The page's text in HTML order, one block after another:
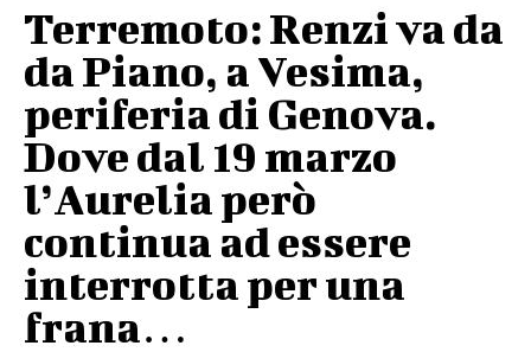
Terremoto: Renzi va da
da Piano, a Vesima,
periferia di Genova.
Dove dal 19 marzo
l’Aurelia però
continua ad essere
interrotta per una
frana…